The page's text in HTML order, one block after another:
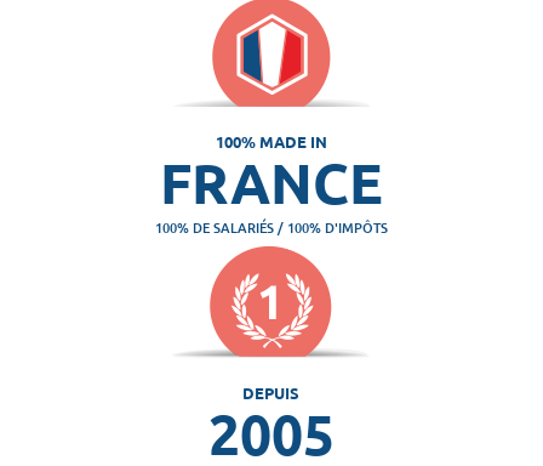
100% MADE IN
FRANCE
100% DE SALARIÉS / 100% D'IMPÔTS
DEPUIS
2005